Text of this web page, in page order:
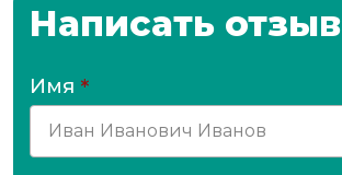
Написать отзыв
Имя *